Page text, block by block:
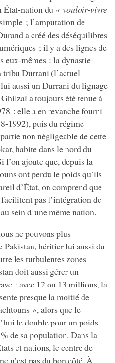
État-nation du « vouloir-vivre
; l’amputation de
a créé des déséquilibres
; il y a des lignes de
eux-mêmes : la dynastie
tribu Durrani (l’actuel
aussi un Durrani du lignage
a toujours été tenue à
; elle a en revanche fourni
1992), puis du régime
non négligeable de cette
habite dans le nord du
l’on ajoute que, depuis la
ont perdu le poids qu’ils
d’État, on comprend que
pas l’intégration de
sein d’une même nation.
ne pouvons plus
Pakistan, héritier lui aussi du
les turbulentes zones
doit aussi gérer un
: avec 12 ou 13 millions, la
presque la moitié de
», alors que le
le double pour un poids
de sa population. Dans la
et nations, le centre de
n’est pas du bon côté. À